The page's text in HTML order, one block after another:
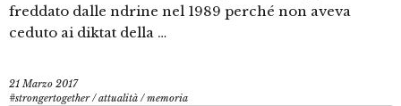
freddato dalle ndrine nel 1989 perché non aveva
ceduto ai diktat della …
21 Marzo 2017
#strongertogether/attualità /memoria